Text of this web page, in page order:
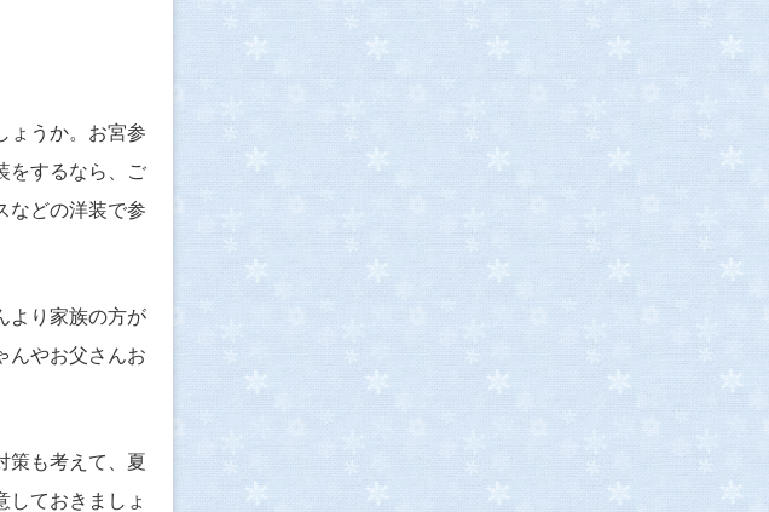
ょうか。お宮参
をするなら、ご
などの洋装で参
より家族の方が
んやお父さんお
策も考えて、夏
しておきましょ